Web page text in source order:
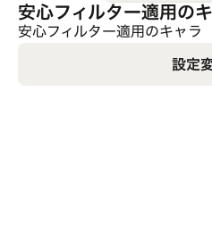
安心フィルター適用の
安心フィルター適用のキャラ
設定